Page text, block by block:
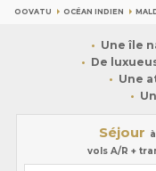
OOVATU OCÉAN INDIEN
Une île
De
Une
Séjour
vols A/R +